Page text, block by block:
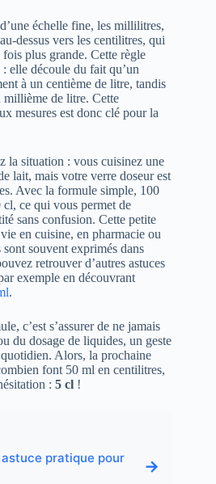
échelle fine, les millilitres,
dessus vers les centilitres, qui
plus grande. Cette règle
: elle découle du fait qu’un
à un centième de litre, tandis
de litre. Cette
mesures est donc clé pour la
la situation : vous cuisinez une
lait, mais votre verre doseur est
Avec la formule simple, 100
ce qui vous permet de
sans confusion. Cette petite
en cuisine, en pharmacie ou
souvent exprimés dans
retrouver d’autres astuces
exemple en découvrant
.
c’est s’assurer de ne jamais
du dosage de liquides, un geste
Alors, la prochaine
font 50 ml en centilitres,
: 5 cl !
pratique pour
→